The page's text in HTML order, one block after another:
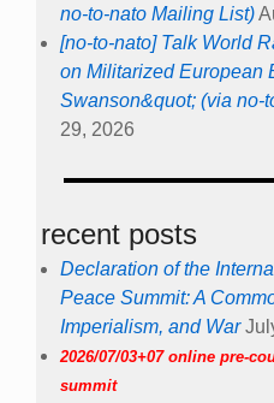
no-to-nato Mailing List)
[no-to-nato] Talk World
on Militarized European
Swanson&quot; (via no-
29, 2026
recent posts
Declaration of the
Peace Summit: A
Imperialism, and War
2026/07/03+07 online pre-
summit